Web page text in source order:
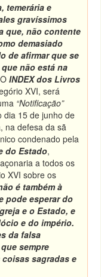
temerária e
gravíssimos
que, não contente
demasiado
de afirmar que se
não está na
O INDEX dos Livros
XVI, será
“Notificação”
dia 15 de junho de
na defesa da sã
condenado pela
do Estado,
a todos os
XVI sobre os
é também à
pode esperar do
e o Estado, e
e do império.
da falsa
sempre
sagradas e